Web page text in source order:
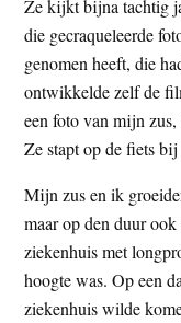
e
Ze kijkt bijna tachtig
die gecraqueleerde
genomen heeft, die
ontwikkelde zelf de
een foto van mijn
Ze stapt op de fiets
Mijn zus en ik
maar op den duur
ziekenhuis met
hoogte was. Op een
ziekenhuis wilde